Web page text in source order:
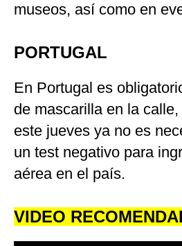
museos, así como en
PORTUGAL
En Portugal es
de mascarilla en la
este jueves ya no es
un test negativo para
aérea en el país.
VIDEO